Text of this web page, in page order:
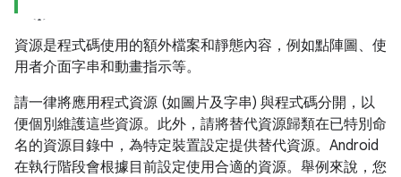
資源是程式碼使用的額外檔案和靜態內容，例如點陣圖、使
用者介面字串和動畫指示等。
請一律將應用程式資源 (如圖片及字串) 與程式碼分開，以
便個別維護這些資源。此外，請將替代資源歸類在已特別命
名的資源目錄中，為特定裝置設定提供替代資源。Android
在執行階段會根據目前設定使用合適的資源。舉例來說，您